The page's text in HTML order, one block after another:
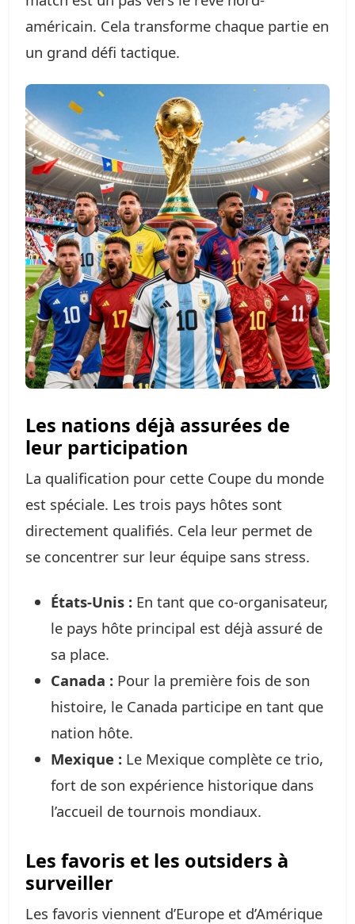
américain. Cela transforme chaque partie en
un grand défi tactique.
Les nations déjà assurées de
leur participation
La qualification pour cette Coupe du monde
est spéciale. Les trois pays hôtes sont
directement qualifiés. Cela leur permet de
se concentrer sur leur équipe sans stress.
États-Unis : En tant que co-organisateur,
le pays hôte principal est déjà assuré de
sa place.
Canada : Pour la première fois de son
histoire, le Canada participe en tant que
nation hôte.
Mexique : Le Mexique complète ce trio,
fort de son expérience historique dans
l’accueil de tournois mondiaux.
Les favoris et les outsiders à
surveiller
Les favoris viennent d’Europe et d’Amérique